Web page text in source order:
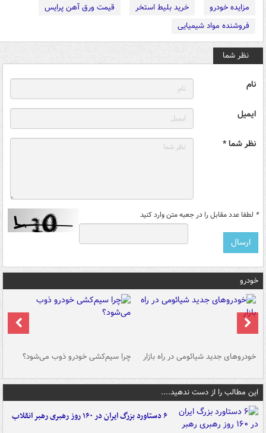
مزایده خودرو
خرید بلیط استخر
قیمت ورق آهن پرایس
فروشنده مواد شیمیایی
نظر شما
نام
ایمیل
نظر شما *
* لطفا عدد مقابل را در جعبه متن وارد کنید
خودرو
خودروهای جدید شیائومی در راه بازار چرا سیم‌کشی خودرو ذوب می‌شود؟
این مطالب را از دست ندهید....
۶ دستاورد بزرگ ایران در ۱۶۰ روز رهبری رهبر انقلاب